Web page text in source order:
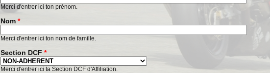
Merci d'entrer ici ton prénom.
Nom*
Merci d'entrer ici ton nom de famille.
Section DCF*
Merci d'entrer ici ta Section DCF d'Affiliation.